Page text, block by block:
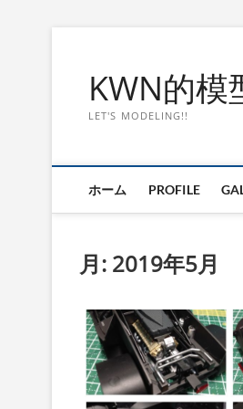
contentKWN的模
LET'S MODELING!!
ホーム PROFILE
月: 2019年5月